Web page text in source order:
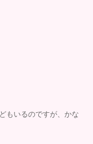
もいるのですが、かな